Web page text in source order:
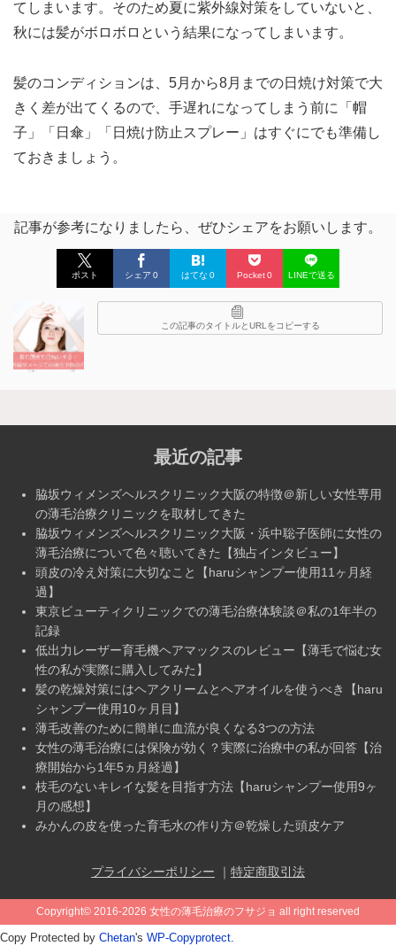
てしまいます。そのため夏に紫外線対策をしていないと、
秋には髪がボロボロという結果になってしまいます。
髪のコンディションは、5月から8月までの日焼け対策で大
きく差が出てくるので、手遅れになってしまう前に「帽
子」「日傘」「日焼け防止スプレー」はすぐにでも準備し
ておきましょう。
記事が参考になりましたら、ぜひシェアをお願いします。
ポスト シェア 0 はてな 0 Pocket0 LINEで送る
この記事のタイトルとURLをコピーする
最近の記事
脇坂ウィメンズヘルスクリニック大阪の特徴＠新しい女性専用
の薄毛治療クリニックを取材してきた
脇坂ウィメンズヘルスクリニック大阪・浜中聡子医師に女性の
薄毛治療について色々聴いてきた【独占インタビュー】
頭皮の冷え対策に大切なこと【haruシャンプー使用11ヶ月経
過】
東京ビューティクリニックでの薄毛治療体験談＠私の1年半の
記録
低出力レーザー育毛機ヘアマックスのレビュー【薄毛で悩む女
性の私が実際に購入してみた】
髪の乾燥対策にはヘアクリームとヘアオイルを使うべき【haru
シャンプー使用10ヶ月目】
薄毛改善のために簡単に血流が良くなる3つの方法
女性の薄毛治療には保険が効く？実際に治療中の私が回答【治
療開始から1年5ヵ月経過】
枝毛のないキレイな髪を目指す方法【haruシャンプー使用9ヶ
月の感想】
みかんの皮を使った育毛水の作り方＠乾燥した頭皮ケア
プライバシーポリシー ｜ 特定商取引法
Copyright© 2016-2026 女性の薄毛治療のフサジョ all right reserved
Copy Protected by Chetan's WP-Copyprotect